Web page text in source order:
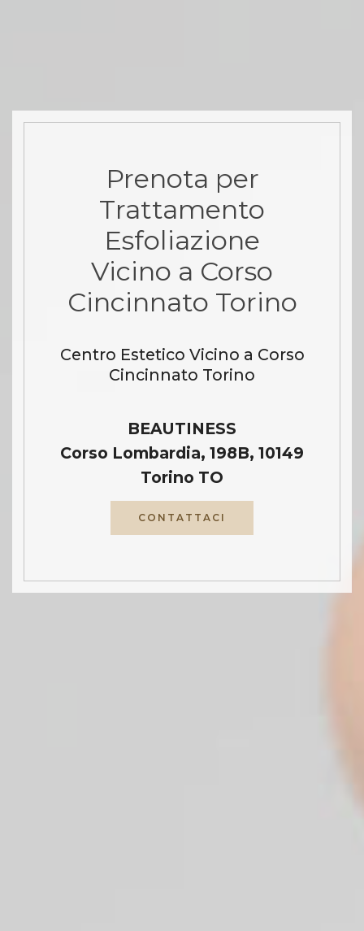
Prenota per
Trattamento
Esfoliazione
Vicino a Corso
Cincinnato Torino
Centro Estetico Vicino a Corso
Cincinnato Torino
BEAUTINESS
Corso Lombardia, 198B, 10149
Torino TO
CONTATTACI